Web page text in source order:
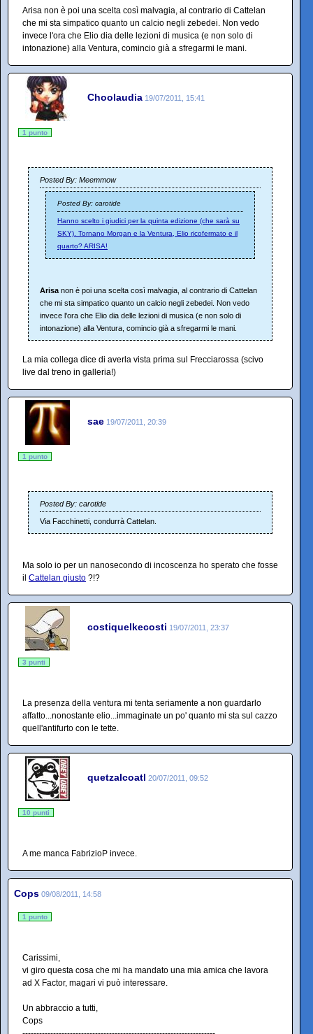
Arisa non è poi una scelta così malvagia, al contrario di Cattelan
che mi sta simpatico quanto un calcio negli zebedei. Non vedo
invece l'ora che Elio dia delle lezioni di musica (e non solo di
intonazione) alla Ventura, comincio già a sfregarmi le mani.
Choolaudia 19/07/2011, 15:41
1 punto
Posted By: Meemmow
Posted By: carotide
Hanno scelto i giudici per la quinta edizione (che sarà su
SKY). Tornano Morgan e la Ventura, Elio ricofermato e il
quarto? ARISA!
Arisa non è poi una scelta così malvagia, al contrario di Cattelan
che mi sta simpatico quanto un calcio negli zebedei. Non vedo
invece l'ora che Elio dia delle lezioni di musica (e non solo di
intonazione) alla Ventura, comincio già a sfregarmi le mani.
La mia collega dice di averla vista prima sul Frecciarossa (scivo
live dal treno in galleria!)
sae 19/07/2011, 20:39
1 punto
Posted By: carotide
Via Facchinetti, condurrà Cattelan.
Ma solo io per un nanosecondo di incoscenza ho sperato che fosse
il Cattelan giusto ?!?
costiquelkecosti 19/07/2011, 23:37
3 punti
La presenza della ventura mi tenta seriamente a non guardarlo
affatto...nonostante elio...immaginate un po' quanto mi sta sul cazzo
quell'antifurto con le tette.
quetzalcoatl 20/07/2011, 09:52
10 punti
A me manca FabrizioP invece.
Cops 09/08/2011, 14:58
1 punto
Carissimi,
vi giro questa cosa che mi ha mandato una mia amica che lavora
ad X Factor, magari vi può interessare.
Un abbraccio a tutti,
Cops